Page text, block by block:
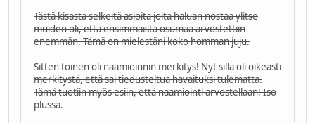
Tästä kisasta selkeitä asioita joita haluan nostaa ylitse
muiden oli, että ensimmäistä osumaa arvostettiin
enemmän. Tämä on mielestäni koko homman juju.
Sitten toinen oli naamioinnin merkitys! Nyt sillä oli oikeasti
merkitystä, että sai tiedusteltua havaituksi tulematta.
Tämä tuotiin myös esiin, että naamiointi arvostellaan! Iso
plussa.